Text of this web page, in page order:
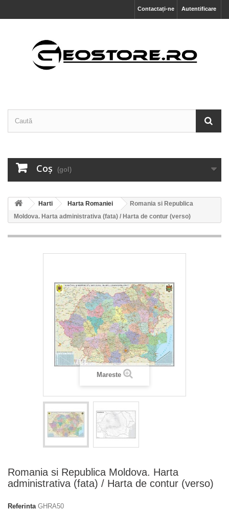
Autentificare
Contactați-ne
Coş (gol)
Harti Harta Romaniei
Romania si Republica
Moldova. Harta administrativa (fata) / Harta de contur (verso)
Mareste
Romania si Republica Moldova. Harta
administrativa (fata) / Harta de contur (verso)
Referinta GHRA50